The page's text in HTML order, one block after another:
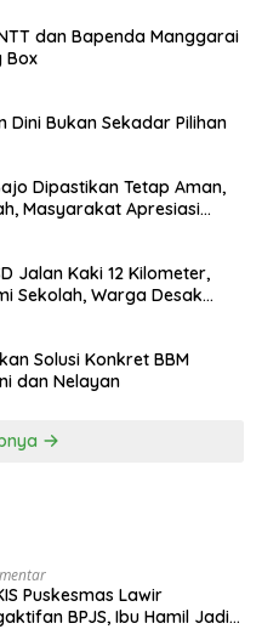
dan Bapenda Manggarai
Box
Dini Bukan Sekadar Pilihan
Dipastikan Tetap Aman,
Masyarakat Apresiasi
Jalan Kaki 12 Kilometer,
Sekolah, Warga Desak
Solusi Konkret BBM
dan Nelayan
Puskesmas Lawir
BPJS, Ibu Hamil Jadi